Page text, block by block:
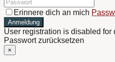
Erinnere dich an mich
Anmeldung
User registration is disabled for
Passwort zurücksetzen
×